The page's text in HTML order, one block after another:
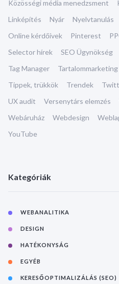
Közösségi média menedzsment
Linképítés
Nyár Nyelvtanulás
Online kérdőívek
Pinterest
Selector hírek
SEO Ügynökség
Tag Manager
Tartalommarketing
Tippek, trükkök
Trendek
UX audit
Versenytárs elemzés
Webáruház
Webdesign
YouTube
Kategóriák
WEBANALITIKA
DESIGN
HATÉKONYSÁG
EGYÉB
KERESŐOPTIMALIZÁLÁS (SEO)